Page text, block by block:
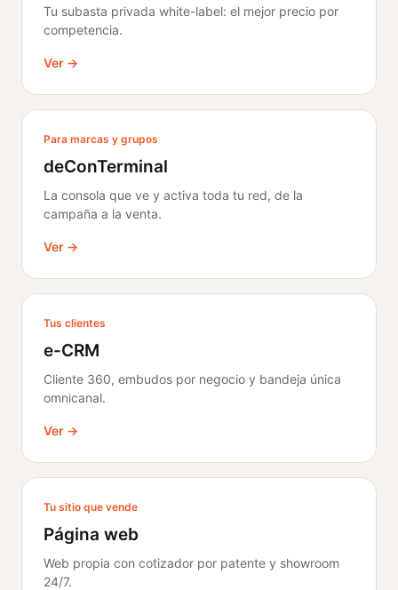
Tu subasta privada white-label: el mejor precio por
competencia.
Ver →
Para marcas y grupos
deConTerminal
La consola que ve y activa toda tu red, de la
campaña a la venta.
Ver →
Tus clientes
e-CRM
Cliente 360, embudos por negocio y bandeja única
omnicanal.
Ver →
Tu sitio que vende
Página web
Web propia con cotizador por patente y showroom
24/7.